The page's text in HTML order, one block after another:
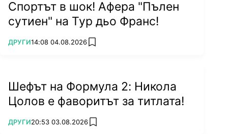
Спортът в шок! Афера "Пълен
сутиен" на Тур дьо Франс!
ПОВЕЧЕ ОТ
ДРУГИ14:08 04.08.2026 add favorites
Шефът на Формула 2: Никола
Цолов е фаворитът за титлата!
ПОВЕЧЕ ОТ
ДРУГИ20:53 03.08.2026 add favorites